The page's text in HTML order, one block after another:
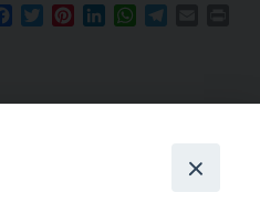
Facebook
TwitterPinterestLinkedInWhatsApp